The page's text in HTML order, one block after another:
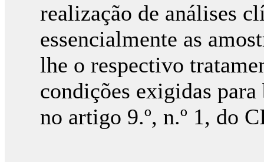
realização de análises
essencialmente as
lhe o respectivo
condições exigidas
no artigo 9.º, n.º 1, do